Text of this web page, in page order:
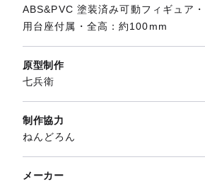
ABS&PVC 塗装済み可動フィギュア
用台座付属・全高：約100mm
原型制作
七兵衛
制作協力
ねんどろん
メーカー